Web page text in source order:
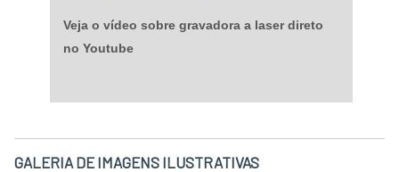
Veja o vídeo sobre gravadora a laser direto
no Youtube
GALERIA DE IMAGENS ILUSTRATIVAS